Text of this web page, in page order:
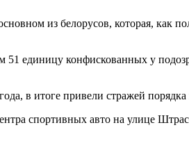
из белорусов, которая, как
51 единицу конфискованных у
в итоге привели стражей
спортивных авто на улице